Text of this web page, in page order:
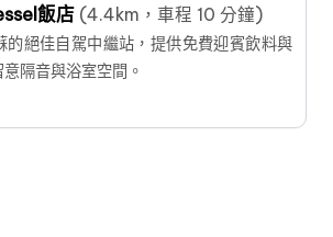
飯店 (4.4km，車程 10 分鐘)
的絕佳自駕中繼站，提供免費迎賓飲料與
隔音與浴室空間。